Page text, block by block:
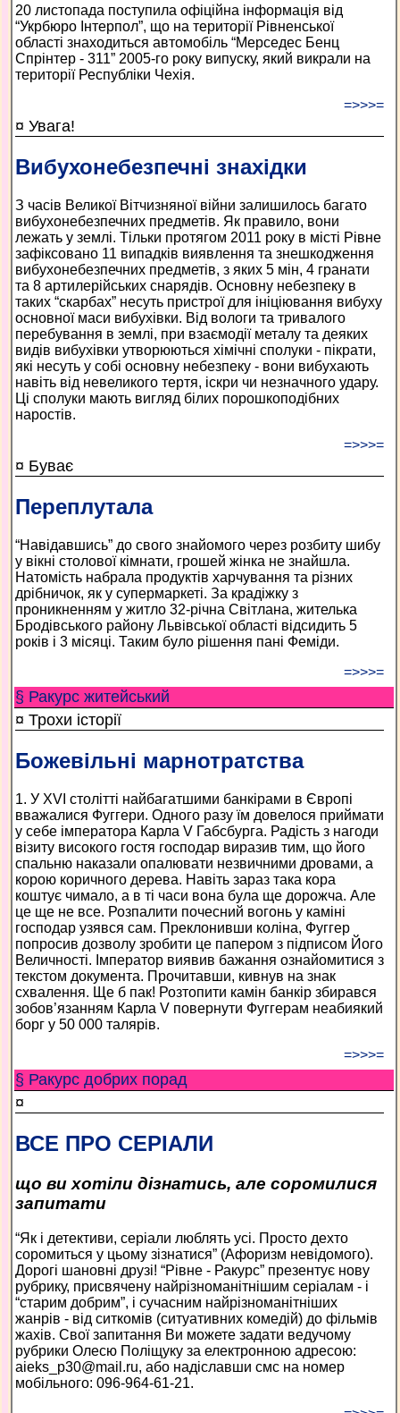
20 листопада поступила офіційна інформація від
“Укрбюро Інтерпол”, що на території Рівненської
області знаходиться автомобіль “Мерседес Бенц
Спрінтер - 311” 2005-го року випуску, який викрали на
території Республіки Чехія.
=>>>=
¤ Увага!
Вибухонебезпечні знахідки
З часів Великої Вітчизняної війни залишилось багато
вибухонебезпечних предметів. Як правило, вони
лежать у землі. Тільки протягом 2011 року в місті Рівне
зафіксовано 11 випадків виявлення та знешкодження
вибухонебезпечних предметів, з яких 5 мін, 4 гранати
та 8 артилерійських снарядів. Основну небезпеку в
таких “скарбах” несуть пристрої для ініціювання вибуху
основної маси вибухівки. Від вологи та тривалого
перебування в землі, при взаємодії металу та деяких
видів вибухівки утворюються хімічні сполуки - пікрати,
які несуть у собі основну небезпеку - вони вибухають
навіть від невеликого тертя, іскри чи незначного удару.
Ці сполуки мають вигляд білих порошкоподібних
наростів.
=>>>=
¤ Буває
Переплутала
“Навідавшись” до свого знайомого через розбиту шибу
у вікні столової кімнати, грошей жінка не знайшла.
Натомість набрала продуктів харчування та різних
дрібничок, як у супермаркеті. За крадіжку з
проникненням у житло 32-річна Світлана, жителька
Бродівського району Львівської області відсидить 5
років і 3 місяці. Таким було рішення пані Феміди.
=>>>=
§ Ракурс житейський
¤ Трохи історії
Божевільні марнотратства
1. У XVI столітті найбагатшими банкірами в Європі
вважалися Фуггери. Одного разу їм довелося приймати
у себе імператора Карла V Габсбурга. Радість з нагоди
візиту високого гостя господар виразив тим, що його
спальню наказали опалювати незвичними дровами, а
корою коричного дерева. Навіть зараз така кора
коштує чимало, а в ті часи вона була ще дорожча. Але
це ще не все. Розпалити почесний вогонь у каміні
господар узявся сам. Преклонивши коліна, Фуггер
попросив дозволу зробити це папером з підписом Його
Величності. Імператор виявив бажання ознайомитися з
текстом документа. Прочитавши, кивнув на знак
схвалення. Ще б пак! Розтопити камін банкір збирався
зобов’язанням Карла V повернути Фуггерам неабиякий
борг у 50 000 талярів.
=>>>=
§ Ракурс добрих порад
¤
ВСЕ ПРО СЕРІАЛИ
що ви хотіли дізнатись, але соромилися
запитати
“Як і детективи, серіали люблять усі. Просто дехто
соромиться у цьому зізнатися” (Афоризм невідомого).
Дорогі шановні друзі! “Рівне - Ракурс” презентує нову
рубрику, присвячену найрізноманітнішим серіалам - і
“старим добрим”, і сучасним найрізноманітніших
жанрів - від ситкомів (ситуативних комедій) до фільмів
жахів. Свої запитання Ви можете задати ведучому
рубрики Олесю Поліщуку за електронною адресою:
aieks_p30@mail.ru, або надіславши смс на номер
мобільного: 096-964-61-21.